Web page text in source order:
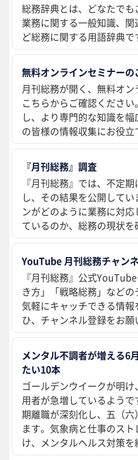
総務辞典とは、どなたで
業務に関する一般知識、
ど総務に関する用語辞典で
無料オンラインセミナーの
月刊総務が開く、無料オ
こちらからご確認くださ
し、より専門的な知識を
の皆様の情報収集にお役立
『月刊総務』調査
『月刊総務』では、不定
し、その結果を公開して
ンがどのように業務に対
ているのか、総務の現状を
YouTube 月刊総務チャン
『月刊総務』公式
き方」「戦略総務」など
気軽にキャッチできる情
ひ、チャンネル登録をお願
メンタル不調者が増える6
たい10本
ゴールデンウイークが明
用者が急増しているよう
期離職が深刻化し、五（
ます。気象病と仕事のス
け、メンタルヘルス対策を